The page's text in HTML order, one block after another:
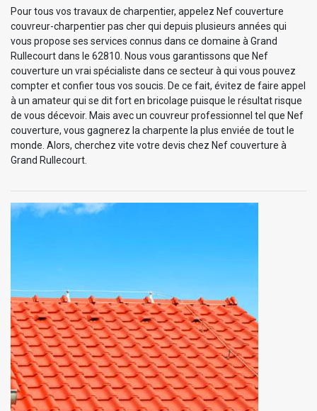
Pour tous vos travaux de charpentier, appelez Nef couverture
couvreur-charpentier pas cher qui depuis plusieurs années qui
vous propose ses services connus dans ce domaine à Grand
Rullecourt dans le 62810. Nous vous garantissons que Nef
couverture un vrai spécialiste dans ce secteur à qui vous pouvez
compter et confier tous vos soucis. De ce fait, évitez de faire appel
à un amateur qui se dit fort en bricolage puisque le résultat risque
de vous décevoir. Mais avec un couvreur professionnel tel que Nef
couverture, vous gagnerez la charpente la plus enviée de tout le
monde. Alors, cherchez vite votre devis chez Nef couverture à
Grand Rullecourt.